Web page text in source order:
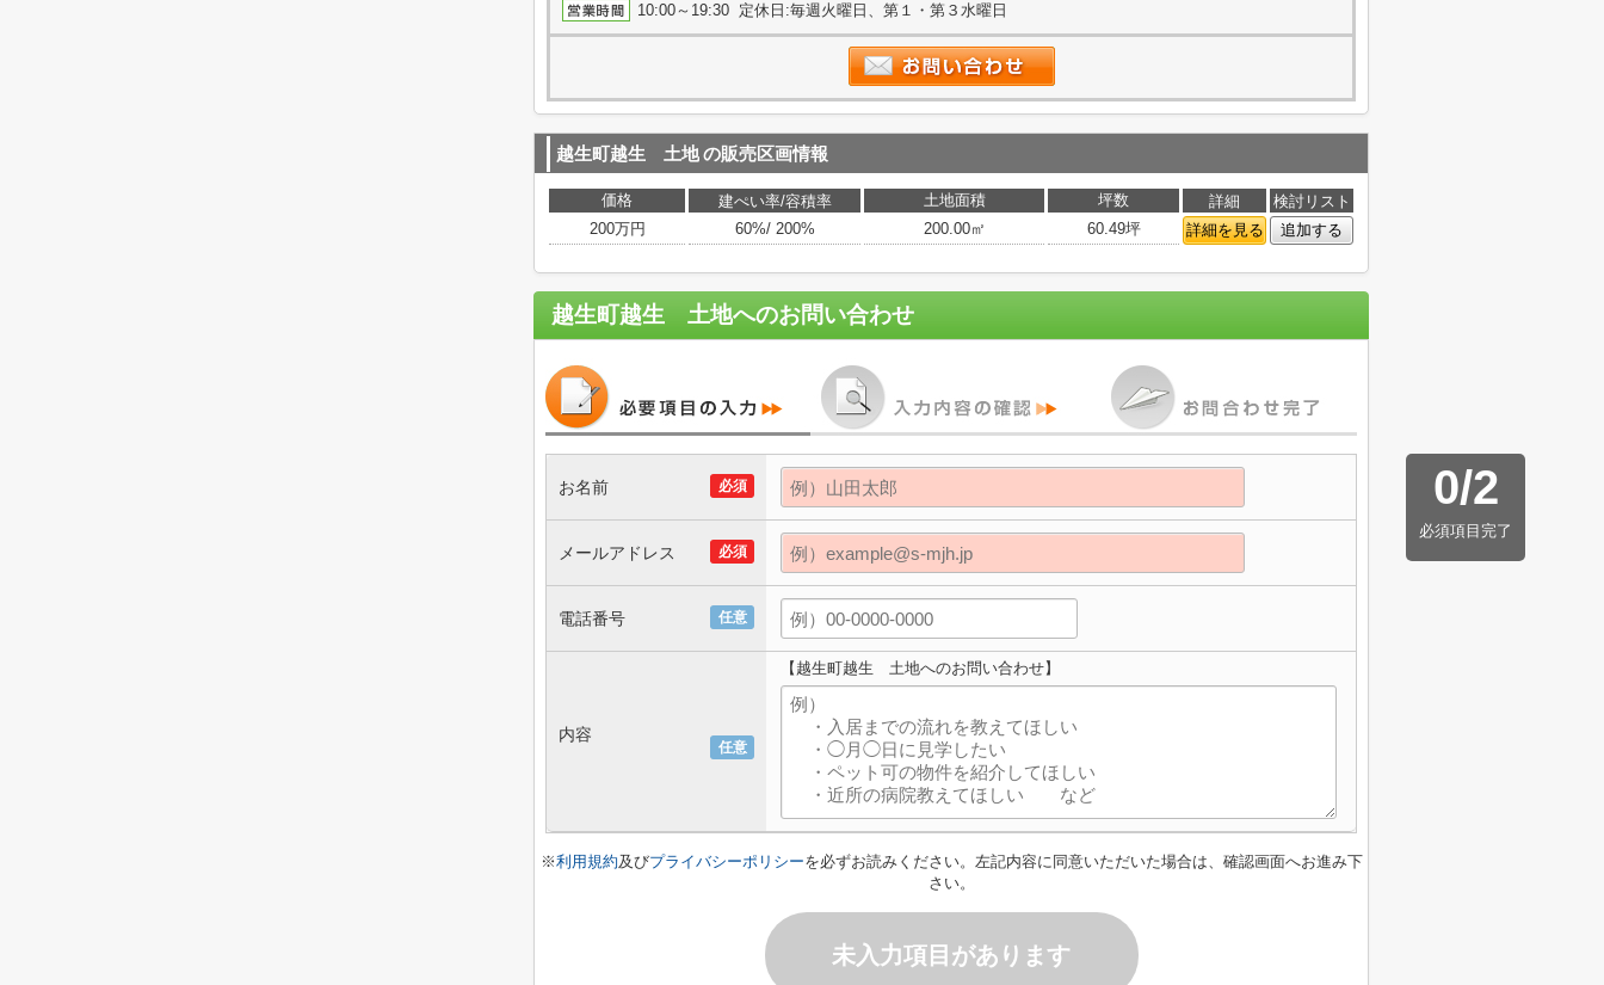
10:00～19:30 定休日:毎週火曜日、第１・第３水曜日
越生町越生 土地の販売区画情報
価格 建ぺい率/容積率 土地面積 坪数 詳細
検討リスト
200万円
60%/ 200% 200.00㎡ 60.49坪 詳細を見る 追加する
越生町越生 土地へのお問い合わせ
0/2
必須項目完了
必須
お名前
必須
メールアドレス
任意
電話番号
任意
内容
【越生町越生 土地へのお問い合わせ】
※利用規約及びプライバシーポリシーを必ずお読みください。左記内容に同意いただいた場合は、確認画面へお進み下
さい。
未入力項目があります